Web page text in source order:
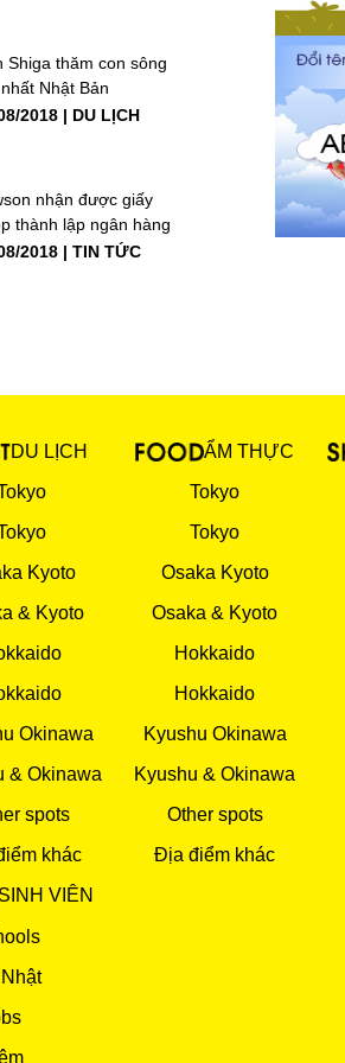
Shiga thăm con sông
Nhật Bản
2018
DU LỊCH
nhận được giấy
thành lập ngân hàng
2018
TIN TỨC
DU LỊCH
Kyoto
& Kyoto
Okinawa
& Okinawa
spots
khác
ẨM THỰC
Tokyo
Tokyo
Osaka Kyoto
Osaka & Kyoto
Hokkaido
Hokkaido
Kyushu Okinawa
Kyushu & Okinawa
Other spots
Địa điểm khác
SINH VIÊN